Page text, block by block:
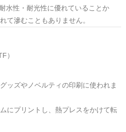
水性・耐光性に優れていることか
て滲むこともありません。
）
ッズやノベルティの印刷に使われま
にプリントし、熱プレスをかけて転